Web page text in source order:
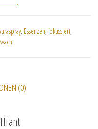
, Essenzen, fokussiert,
wach
(0)